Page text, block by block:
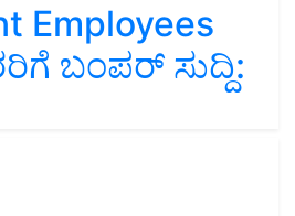
Employees
ಬಂಪರ್‌ ಸುದ್ದಿ: